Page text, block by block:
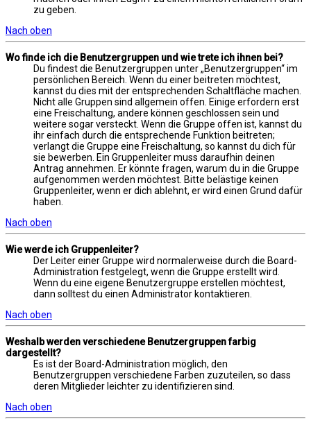
zu geben.
Nach oben
Wo finde ich die Benutzergruppen und wie trete ich ihnen bei?
Du findest die Benutzergruppen unter „Benutzergruppen“ im
persönlichen Bereich. Wenn du einer beitreten möchtest,
kannst du dies mit der entsprechenden Schaltfläche machen.
Nicht alle Gruppen sind allgemein offen. Einige erfordern erst
eine Freischaltung, andere können geschlossen sein und
weitere sogar versteckt. Wenn die Gruppe offen ist, kannst du
ihr einfach durch die entsprechende Funktion beitreten;
verlangt die Gruppe eine Freischaltung, so kannst du dich für
sie bewerben. Ein Gruppenleiter muss daraufhin deinen
Antrag annehmen. Er könnte fragen, warum du in die Gruppe
aufgenommen werden möchtest. Bitte belästige keinen
Gruppenleiter, wenn er dich ablehnt, er wird einen Grund dafür
haben.
Nach oben
Wie werde ich Gruppenleiter?
Der Leiter einer Gruppe wird normalerweise durch die Board-
Administration festgelegt, wenn die Gruppe erstellt wird.
Wenn du eine eigene Benutzergruppe erstellen möchtest,
dann solltest du einen Administrator kontaktieren.
Nach oben
Weshalb werden verschiedene Benutzergruppen farbig
dargestellt?
Es ist der Board-Administration möglich, den
Benutzergruppen verschiedene Farben zuzuteilen, so dass
deren Mitglieder leichter zu identifizieren sind.
Nach oben